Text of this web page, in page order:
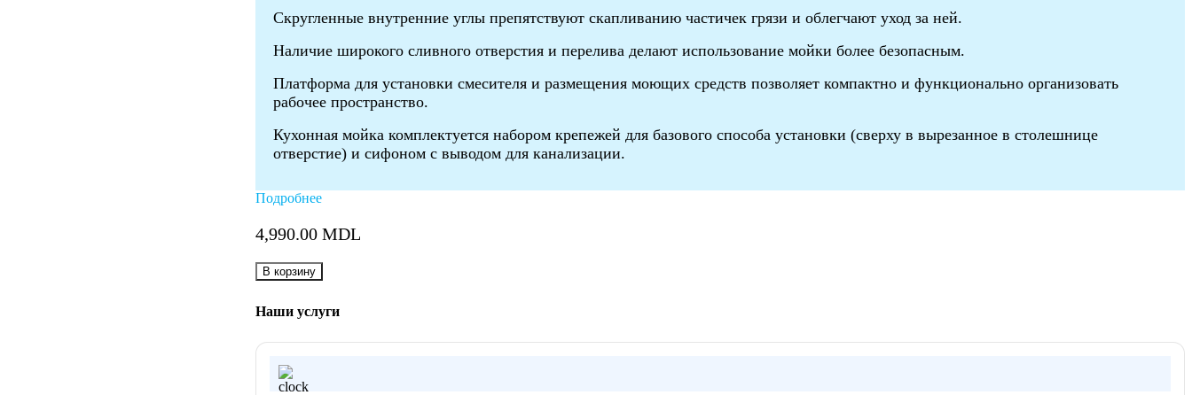
Скругленные внутренние углы препятствуют скапливанию частичек грязи и облегчают уход за ней.
Наличие широкого сливного отверстия и перелива делают использование мойки более безопасным.
Платформа для установки смесителя и размещения моющих средств позволяет компактно и функционально организовать
рабочее пространство.
Кухонная мойка комплектуется набором крепежей для базового способа установки (сверху в вырезанное в столешнице
отверстие) и сифоном с выводом для канализации.
Подробнее
4,990.00 MDL
Количество:
В корзину
Наши услуги